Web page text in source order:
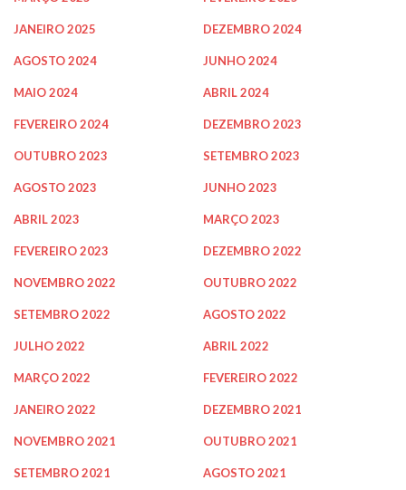
JANEIRO 2025 DEZEMBRO 2024
AGOSTO 2024 JUNHO 2024
MAIO 2024 ABRIL 2024
FEVEREIRO 2024 DEZEMBRO 2023
OUTUBRO 2023 SETEMBRO 2023
AGOSTO 2023 JUNHO 2023
ABRIL 2023 MARÇO 2023
FEVEREIRO 2023 DEZEMBRO 2022
NOVEMBRO 2022 OUTUBRO 2022
SETEMBRO 2022 AGOSTO 2022
JULHO 2022 ABRIL 2022
MARÇO 2022 FEVEREIRO 2022
JANEIRO 2022 DEZEMBRO 2021
NOVEMBRO 2021 OUTUBRO 2021
SETEMBRO 2021 AGOSTO 2021